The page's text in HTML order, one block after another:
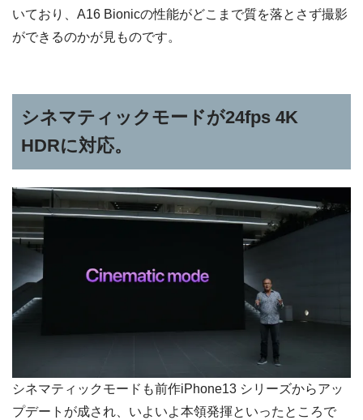
いており、A16 Bionicの性能がどこまで質を落とさず撮影
ができるのかが見ものです。
シネマティックモードが24fps 4K
HDRに対応。
シネマティックモードも前作iPhone13 シリーズからアッ
プデートが成され、いよいよ本領発揮といったところで